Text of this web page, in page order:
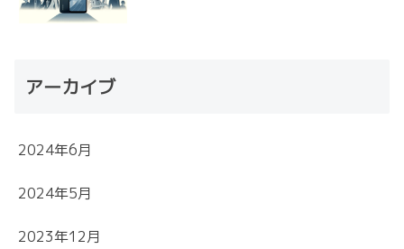
アーカイブ
2024年6月
2024年5月
2023年12月